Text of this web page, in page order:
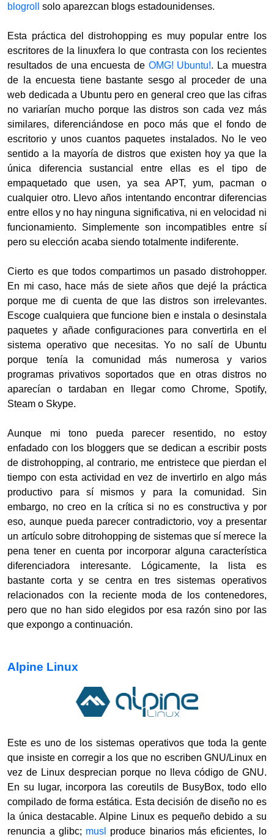
blogroll
solo aparezcan blogs estadounidenses.
Esta práctica del distrohopping es muy popular entre los
escritores de la linuxfera lo que contrasta con los recientes
resultados de una encuesta de OMG! Ubuntu!. La muestra
de la encuesta tiene bastante sesgo al proceder de una
web dedicada a Ubuntu pero en general creo que las cifras
no variarían mucho porque las distros son cada vez más
similares, diferenciándose en poco más que el fondo de
escritorio y unos cuantos paquetes instalados. No le veo
sentido a la mayoría de distros que existen hoy ya que la
única diferencia sustancial entre ellas es el tipo de
empaquetado que usen, ya sea APT, yum, pacman o
cualquier otro. Llevo años intentando encontrar diferencias
entre ellos y no hay ninguna significativa, ni en velocidad ni
funcionamiento. Simplemente son incompatibles entre sí
pero su elección acaba siendo totalmente indiferente.
Cierto es que todos compartimos un pasado distrohopper.
En mi caso, hace más de siete años que dejé la práctica
porque me di cuenta de que las distros son irrelevantes.
Escoge cualquiera que funcione bien e instala o desinstala
paquetes y añade configuraciones para convertirla en el
sistema operativo que necesitas. Yo no salí de Ubuntu
porque tenía la comunidad más numerosa y varios
programas privativos soportados que en otras distros no
aparecían o tardaban en llegar como Chrome, Spotify,
Steam o Skype.
Aunque mi tono pueda parecer resentido, no estoy
enfadado con los bloggers que se dedican a escribir posts
de distrohopping, al contrario, me entristece que pierdan el
tiempo con esta actividad en vez de invertirlo en algo más
productivo para sí mismos y para la comunidad. Sin
embargo, no creo en la crítica si no es constructiva y por
eso, aunque pueda parecer contradictorio, voy a presentar
un artículo sobre ditrohopping de sistemas que sí merece la
pena tener en cuenta por incorporar alguna característica
diferenciadora interesante. Lógicamente, la lista es
bastante corta y se centra en tres sistemas operativos
relacionados con la reciente moda de los contenedores,
pero que no han sido elegidos por esa razón sino por las
que expongo a continuación.
Alpine Linux
Este es uno de los sistemas operativos que toda la gente
que insiste en corregir a los que no escriben GNU/Linux en
vez de Linux desprecian porque no lleva código de GNU.
En su lugar, incorpora las coreutils de BusyBox, todo ello
compilado de forma estática. Esta decisión de diseño no es
la única destacable. Alpine Linux es pequeño debido a su
renuncia a glibc; musl
produce binarios más eficientes, lo